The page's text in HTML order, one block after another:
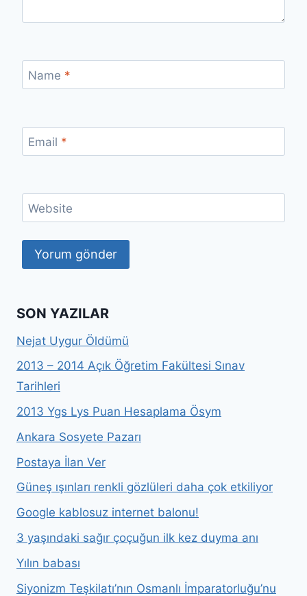
Name *
Email *
Website
SON YAZILAR
Nejat Uygur Öldümü
2013 – 2014 Açık Öğretim Fakültesi Sınav
Tarihleri
2013 Ygs Lys Puan Hesaplama Ösym
Ankara Sosyete Pazarı
Postaya İlan Ver
Güneş ışınları renkli gözlüleri daha çok etkiliyor
Google kablosuz internet balonu!
3 yaşındaki sağır çoçuğun ilk kez duyma anı
Yılın babası
Siyonizm Teşkilatı’nın Osmanlı İmparatorluğu’nu